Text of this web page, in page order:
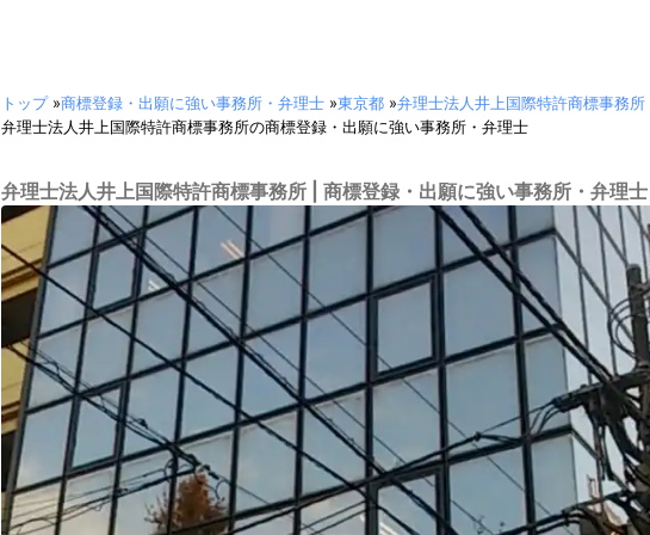
トップ»商標登録・出願に強い事務所・弁理士 »東京都 »弁理士法人井上国際特許商標事務所
弁理士法人井上国際特許商標事務所の商標登録・出願に強い事務所・弁理士
弁理士法人井上国際特許商標事務所 | 商標登録・出願に強い事務所・弁理士